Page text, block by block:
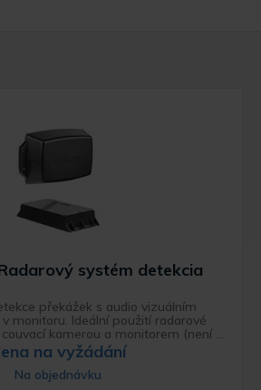
systém detekcia
překážek s audio vizuálním
monitoru. Ideální použití radarové
kamerou a monitorem (není ...
na vyžádání
Na objednávku